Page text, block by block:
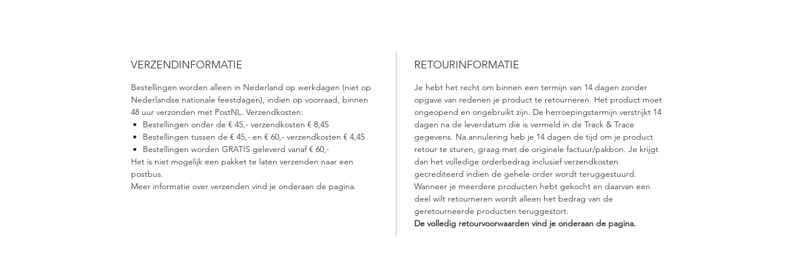
goed nat te maken, zo wordt er een
Herhaal indien nodig en vervolg met
Juuce Softlty conditioner.
Breng een kleine hoeveelheid Juuce
Softly Nourish conditioner aan op de
lengten, vanaf het midden tot in de
punten van het haar. Laat de
conditioner 1 tot 2 minuten intrekken
en spoel daarna goed uit.
Voor het beste resultaat, gebruik de
Juuce Softly Nourish shampoo en
conditioner regelmatig.
VERZENDINFORMATIE
Bestellingen worden alleen in Nederland op werkdagen (niet op
Nederlandse nationale feestdagen), indien op voorraad, binnen
48 uur verzonden met PostNL. Verzendkosten:
Bestellingen onder de € 45,- verzendkosten € 8,45
Bestellingen tussen de € 45,- en € 60,- verzendkosten € 4,45
Bestellingen worden GRATIS geleverd vanaf € 60,-
Het is niet mogelijk een pakket te laten verzenden naar een
postbus.
Meer informatie over verzenden vind je onderaan de pagina.
RETOURINFORMATIE
Je hebt het recht om binnen een termijn van 14 dagen zonder
opgave van redenen je product te retourneren. Het product moet
ongeopend en ongebruikt zijn. De herroepingstermijn verstrijkt 14
dagen na de leverdatum die is vermeld in de Track & Trace
gegevens. Na annulering heb je 14 dagen de tijd om je product
retour te sturen, graag met de originele factuur/pakbon. Je krijgt
dan het volledige orderbedrag inclusief verzendkosten
gecrediteerd indien de gehele order wordt teruggestuurd.
Wanneer je meerdere producten hebt gekocht en daarvan een
deel wilt retourneren wordt alleen het bedrag van de
geretourneerde producten teruggestort.
De volledig retourvoorwaarden vind je onderaan de pagina.